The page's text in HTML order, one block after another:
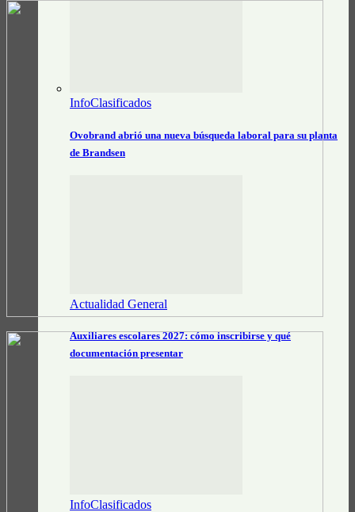
InfoClasificados
Ovobrand abrió una nueva búsqueda laboral para su planta
de Brandsen
Actualidad General
Auxiliares escolares 2027: cómo inscribirse y qué
documentación presentar
InfoClasificados